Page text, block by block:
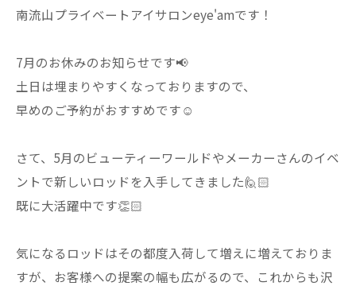
南流山プライベートアイサロンeye'amです！
7月のお休みのお知らせです📢
土日は埋まりやすくなっておりますので、
早めのご予約がおすすめです☺️
さて、5月のビューティーワールドやメーカーさんのイベ
ントで新しいロッドを入手してきました🙋🏻
既に大活躍中です👏🏻
気になるロッドはその都度入荷して増えに増えておりま
すが、お客様への提案の幅も広がるので、これからも沢